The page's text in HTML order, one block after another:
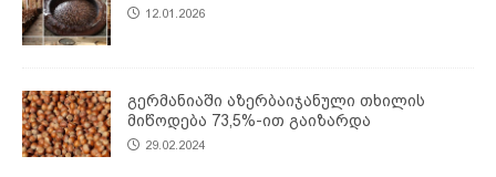
12.01.2026
გერმანიაში აზერბაიჯანული თხილის
მიწოდება 73,5%-ით გაიზარდა
29.02.2024